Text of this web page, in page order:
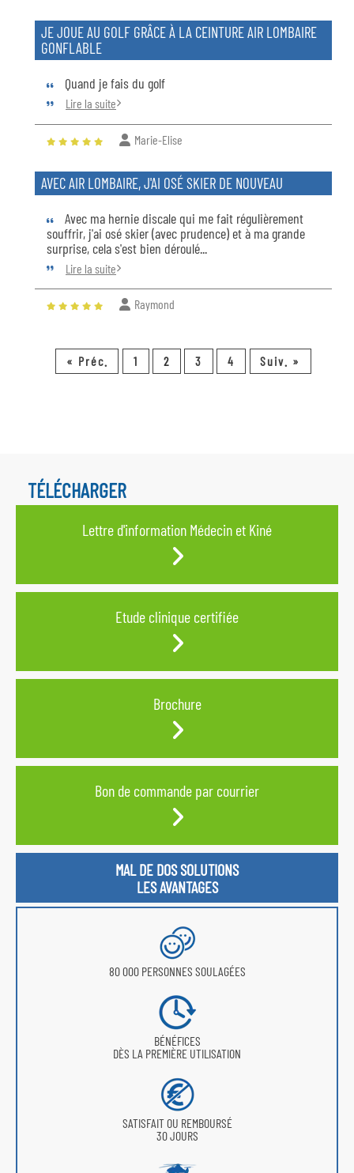
JE JOUE AU GOLF GRÂCE À LA CEINTURE AIR LOMBAIRE
GONFLABLE
Quand je fais du golf
Lire la suite
Marie-Elise
AVEC AIR LOMBAIRE, J'AI OSÉ SKIER DE NOUVEAU
Avec ma hernie discale qui me fait régulièrement
souffrir, j'ai osé skier (avec prudence) et à ma grande
surprise, cela s'est bien déroulé...
Lire la suite
Raymond
« Préc. 1 2 3 4 Suiv. »
TÉLÉCHARGER
Lettre d'information Médecin et Kiné
Etude clinique certifiée
Brochure
Bon de commande par courrier
MAL DE DOS SOLUTIONS
LES AVANTAGES
80 000 PERSONNES SOULAGÉES
BÉNÉFICES
DÈS LA PREMIÈRE UTILISATION
SATISFAIT OU REMBOURSÉ
30 JOURS